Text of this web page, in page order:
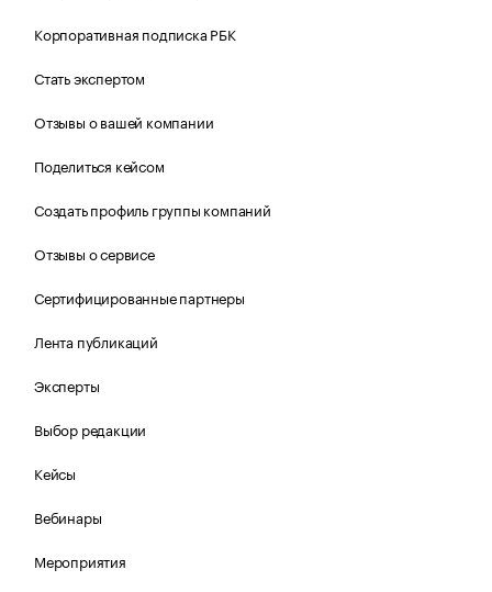
Корпоративная подписка РБК
Стать экспертом
Отзывы о вашей компании
Поделиться кейсом
Создать профиль группы компаний
Отзывы о сервисе
Сертифицированные партнеры
Лента публикаций
Эксперты
Выбор редакции
Кейсы
Вебинары
Мероприятия